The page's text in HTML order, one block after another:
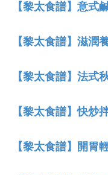
【黎太食譜】意式
【黎太食譜】滋潤
【黎太食譜】法式
【黎太食譜】快炒
【黎太食譜】開胃